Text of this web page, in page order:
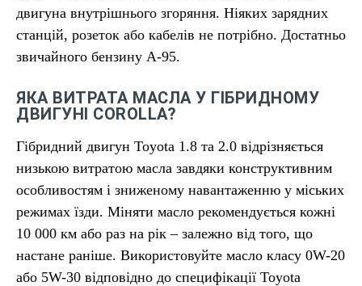
двигуна внутрішнього згоряння. Ніяких зарядних
станцій, розеток або кабелів не потрібно. Достатньо
звичайного бензину А-95.
ЯКА ВИТРАТА МАСЛА У ГІБРИДНОМУ
ДВИГУНІ COROLLA?
Гібридний двигун Toyota 1.8 та 2.0 відрізняється
низькою витратою масла завдяки конструктивним
особливостям і зниженому навантаженню у міських
режимах їзди. Міняти масло рекомендується кожні
10 000 км або раз на рік – залежно від того, що
настане раніше. Використовуйте масло класу 0W-20
або 5W-30 відповідно до специфікації Toyota